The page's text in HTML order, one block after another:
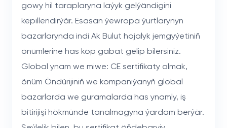
gowy hil taraplaryna laýyk gelýändigini
kepillendirýär. Esasan ýewropa ýurtlarynyn
bazarlarynda indi Ak Bulut hojalyk jemgyýetiniň
önümlerine has köp gabat gelip bilersiniz.
Global ynam we miwe: CE sertifikaty almak,
önüm Öndürijiniň we kompaniýanyň global
bazarlarda we guramalarda has ynamly, iş
bitirijişi hökmünde tanalmagyna ýardam berýär.